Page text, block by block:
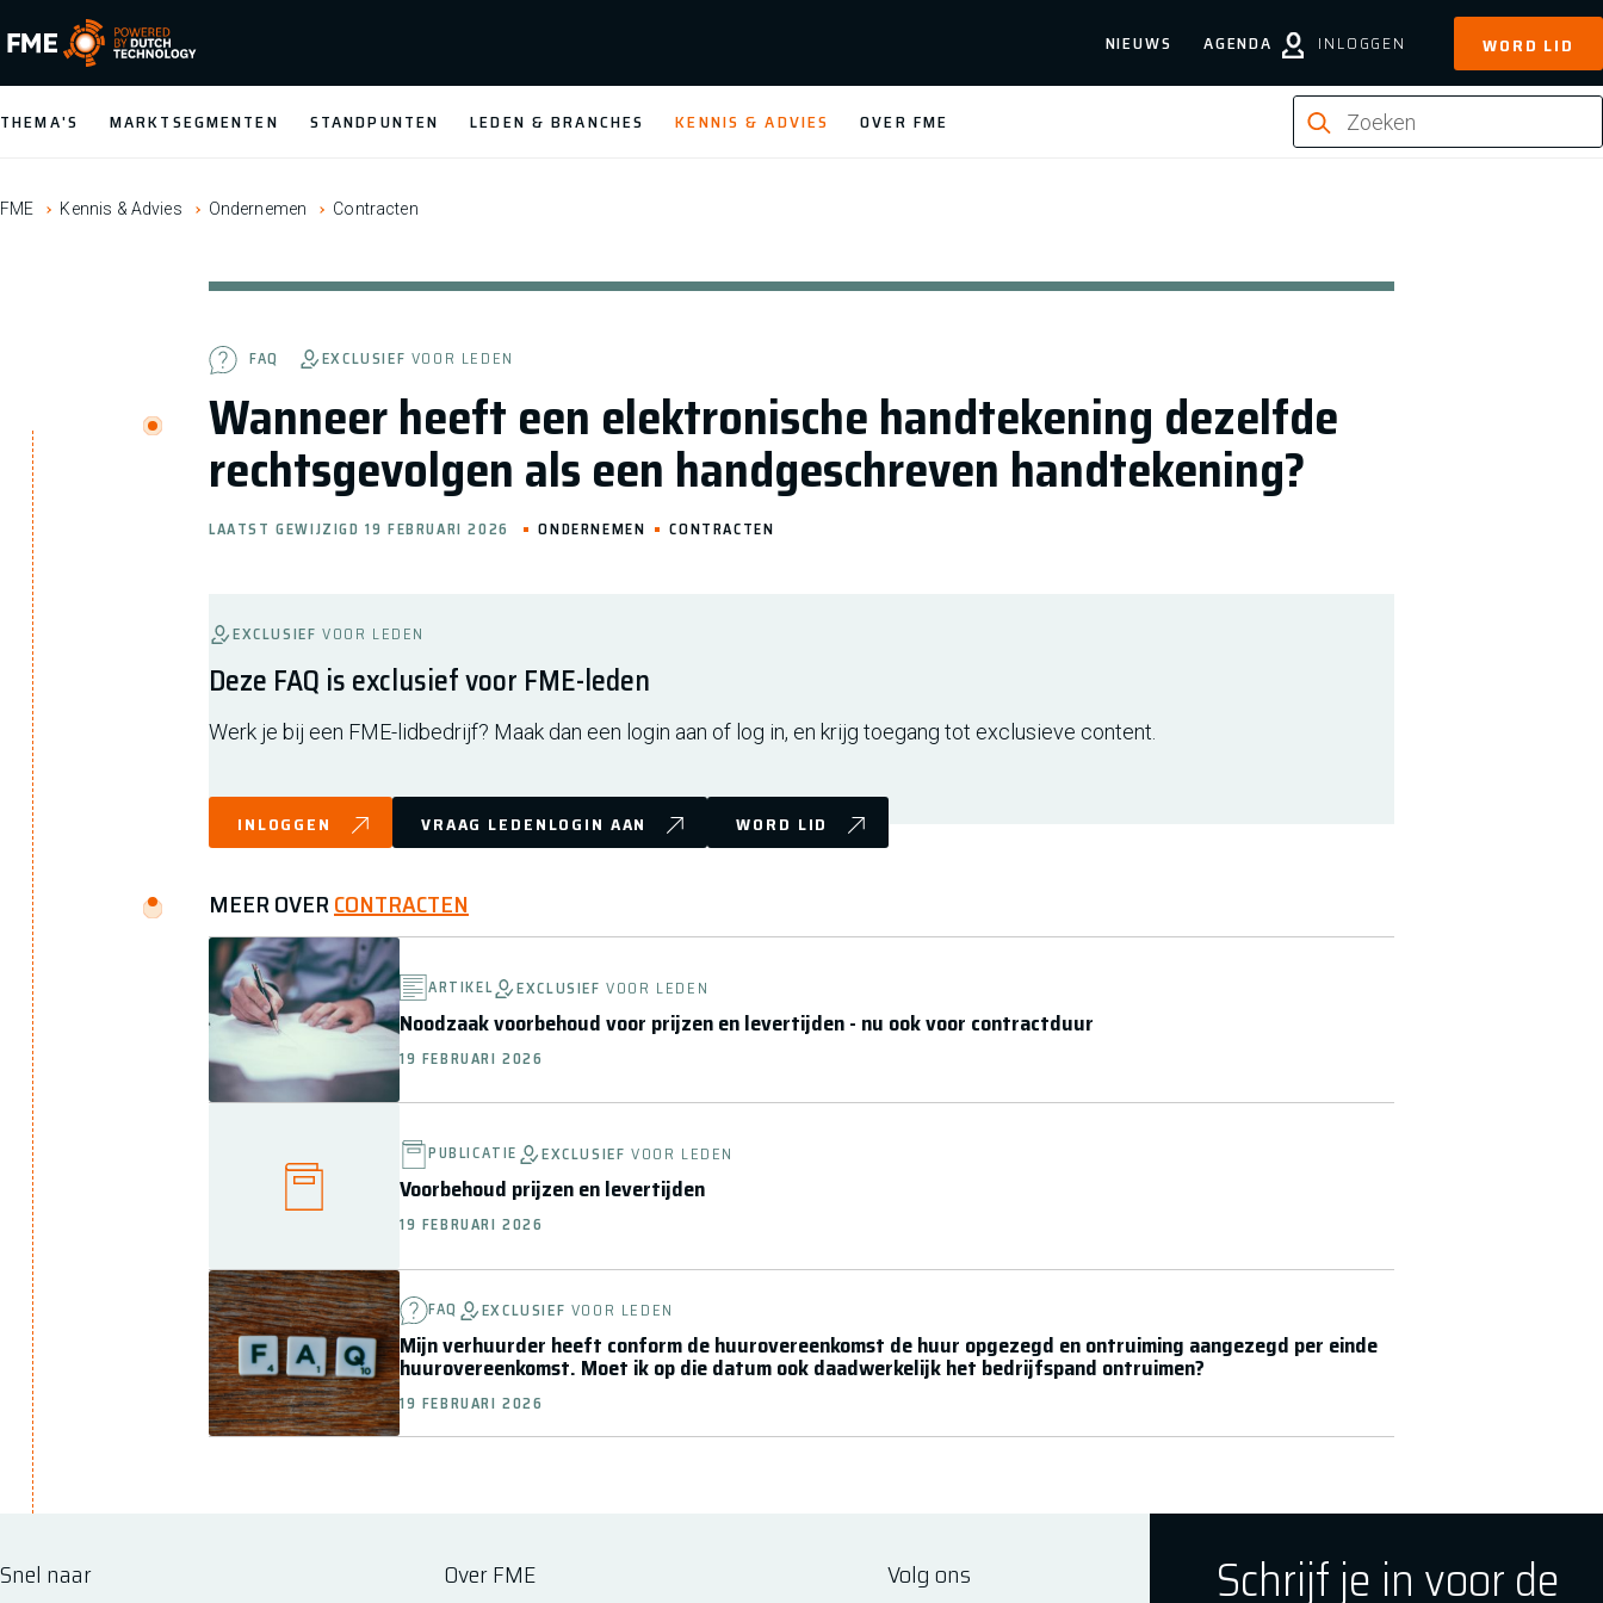
FME Logo, to the homepage
NIEUWS AGENDA INLOGGEN WORD LID
THEMA'S MARKTSEGMENTEN STANDPUNTEN LEDEN & BRANCHES KENNIS & ADVIES OVER FME
FME Kennis & Advies Ondernemen Contracten
Wanneer heeft een elektronische handtekening dezelfde
rechtsgevolgen als een handgeschreven handtekening?
FAQ EXCLUSIEF VOOR LEDEN
LAATST GEWIJZIGD 19 FEBRUARI 2026 ONDERNEMEN CONTRACTEN
EXCLUSIEF VOOR LEDEN
Deze FAQ is exclusief voor FME-leden
Werk je bij een FME-lidbedrijf? Maak dan een login aan of log in, en krijg toegang tot exclusieve content.
INLOGGEN VRAAG LEDENLOGIN AAN WORD LID
MEER OVERCONTRACTEN
ARTIKEL EXCLUSIEFVOOR LEDEN
Noodzaak voorbehoud voor prijzen en levertijden - nu ook voor contractduur
19 FEBRUARI 2026
PUBLICATIE EXCLUSIEF VOOR LEDEN
Voorbehoud prijzen en levertijden
19 FEBRUARI 2026
FAQ EXCLUSIEF VOOR LEDEN
Mijn verhuurder heeft conform de huurovereenkomst de huur opgezegd en ontruiming aangezegd per einde
huurovereenkomst. Moet ik op die datum ook daadwerkelijk het bedrijfspand ontruimen?
19 FEBRUARI 2026
Snel naar Over FME Volg ons Schrijf je in voor de